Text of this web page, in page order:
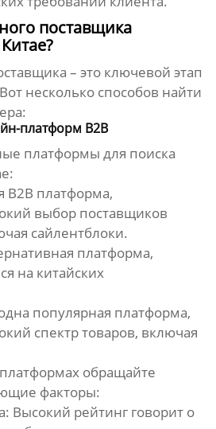
поставщика
– это ключевой этап
несколько способов найти
платформ B2B
платформы для поиска
B2B платформа,
выбор поставщиков
сайлентблоки.
платформа,
на китайских
популярная платформа,
спектр товаров, включая
обращайте
факторы:
Высокий рейтинг говорит о